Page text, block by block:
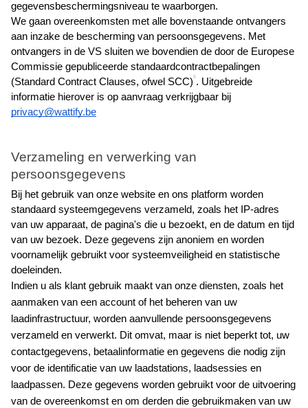
gegevensbeschermingsniveau te waarborgen.
We gaan overeenkomsten met alle bovenstaande ontvangers
aan inzake de bescherming van persoonsgegevens. Met
ontvangers in de VS sluiten we bovendien de door de Europese
Commissie gepubliceerde standaardcontractbepalingen
(Standard Contract Clauses, ofwel SCC)5. Uitgebreide
informatie hierover is op aanvraag verkrijgbaar bij
privacy@wattify.be
Verzameling en verwerking van
persoonsgegevens
Bij het gebruik van onze website en ons platform worden
standaard systeemgegevens verzameld, zoals het IP-adres
van uw apparaat, de pagina's die u bezoekt, en de datum en tijd
van uw bezoek. Deze gegevens zijn anoniem en worden
voornamelijk gebruikt voor systeemveiligheid en statistische
doeleinden.
Indien u als klant gebruik maakt van onze diensten, zoals het
aanmaken van een account of het beheren van uw
laadinfrastructuur, worden aanvullende persoonsgegevens
verzameld en verwerkt. Dit omvat, maar is niet beperkt tot, uw
contactgegevens, betaalinformatie en gegevens die nodig zijn
voor de identificatie van uw laadstations, laadsessies en
laadpassen. Deze gegevens worden gebruikt voor de uitvoering
van de overeenkomst en om derden die gebruikmaken van uw